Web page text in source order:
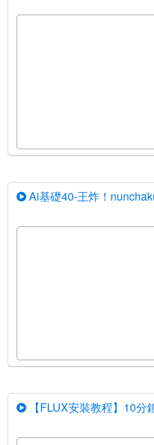
Ai基礎40-王炸！
【FLUX安裝教程】10分